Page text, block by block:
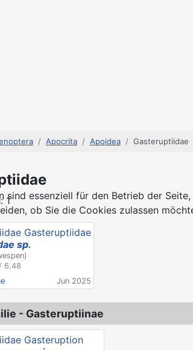
Apocrita Apoidea Gasteruptiidae
1
sp.
6.48
Jun 2025
- Gasteruptiinae
essenziell für den Betrieb der
ob Sie die Cookies zulassen